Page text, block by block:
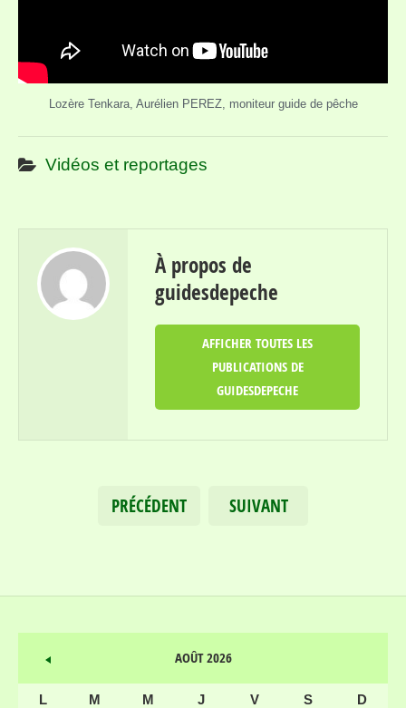
Lozère Tenkara, Aurélien PEREZ, moniteur guide de pêche
Vidéos et reportages
À propos de
guidesdepeche
AFFICHER TOUTES LES
PUBLICATIONS DE
GUIDESDEPECHE
PRÉCÉDENT SUIVANT
AOÛT 2026
L M M J V S D